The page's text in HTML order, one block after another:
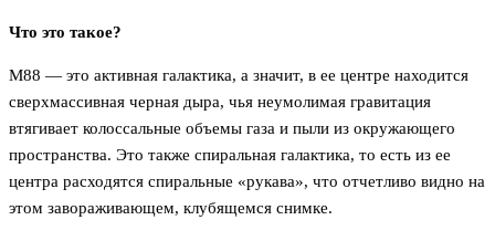
Что это такое?
М88 — это активная галактика, а значит, в ее центре находится
сверхмассивная черная дыра, чья неумолимая гравитация
втягивает колоссальные объемы газа и пыли из окружающего
пространства. Это также спиральная галактика, то есть из ее
центра расходятся спиральные «рукава», что отчетливо видно на
этом завораживающем, клубящемся снимке.